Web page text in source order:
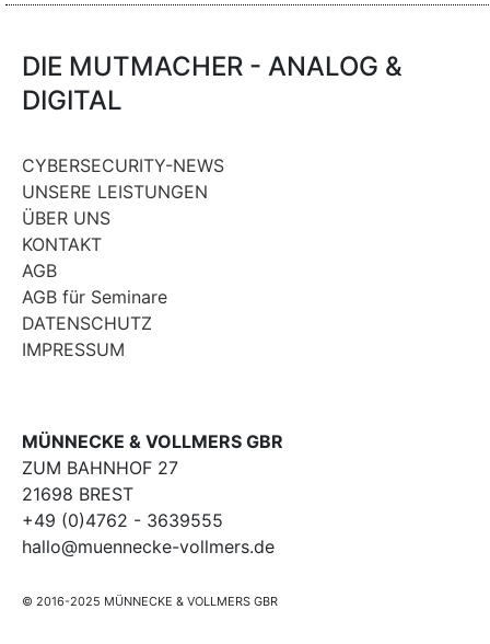
DIE MUTMACHER - ANALOG &
DIGITAL
CYBERSECURITY-NEWS
UNSERE LEISTUNGEN
ÜBER UNS
KONTAKT
AGB
AGB für Seminare
DATENSCHUTZ
IMPRESSUM
MÜNNECKE & VOLLMERS GBR
ZUM BAHNHOF 27
21698 BREST
+49 (0)4762 - 3639555
hallo@muennecke-vollmers.de
© 2016-2025 MÜNNECKE & VOLLMERS GBR